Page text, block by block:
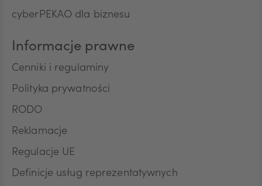
cyberPEKAO dla biznesu
Informacje prawne
Cenniki i regulaminy
Polityka prywatności
RODO
Reklamacje
Regulacje UE
Definicje usług reprezentatywnych